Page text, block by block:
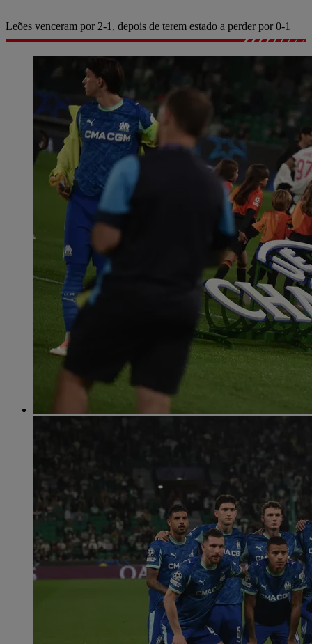
Leões venceram por 2-1, depois de terem estado a perder por 0-1